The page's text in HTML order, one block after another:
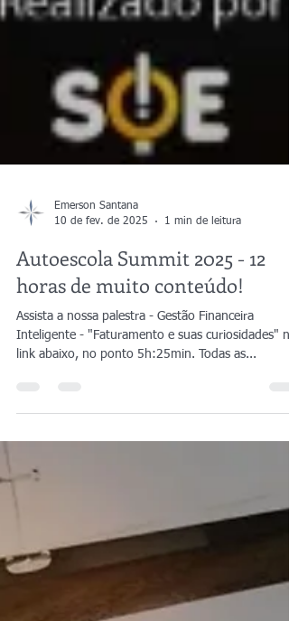
Emerson Santana
10 de fev. de 2025
1 min de leitura
Autoescola Summit 2025 - 12
horas de muito conteúdo!
Assista a nossa palestra - Gestão Financeira